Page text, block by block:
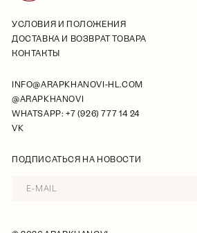
УСЛОВИЯ И ПОЛОЖЕНИЯ
ДОСТАВКА И ВОЗВРАТ ТОВАРА
КОНТАКТЫ
INFO@ARAPKHANOVI-HL.COM
@ARAPKHANOVI
WHATSAPP: +7 (926) 777 14 24
VK
ПОДПИСАТЬСЯ НА НОВОСТИ